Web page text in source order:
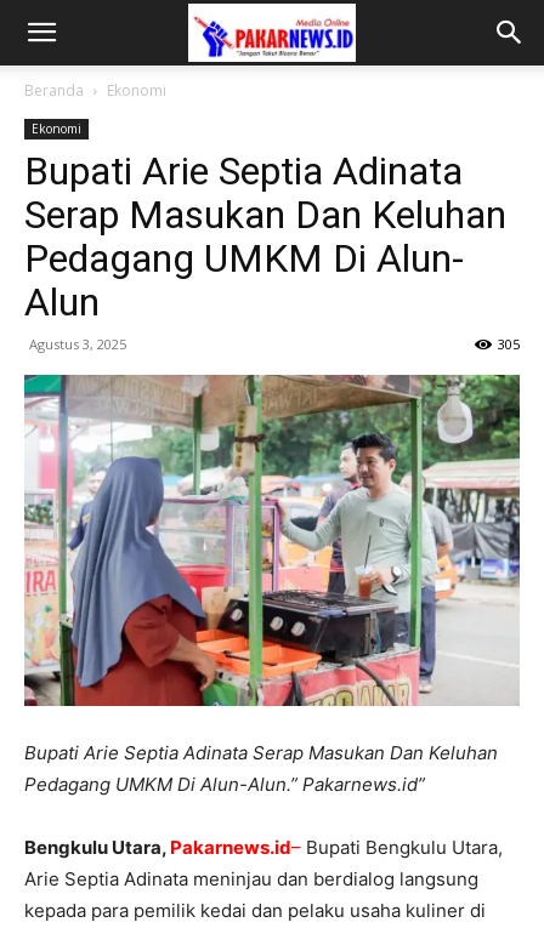
Beranda Ekonomi
Ekonomi
Bupati Arie Septia Adinata
Serap Masukan Dan Keluhan
Pedagang UMKM Di Alun-
Alun
Agustus 3, 2025 305
Bupati Arie Septia Adinata Serap Masukan Dan Keluhan
Pedagang UMKM Di Alun-Alun.” Pakarnews.id”
Bengkulu Utara, Pakarnews.id– Bupati Bengkulu Utara,
Arie Septia Adinata meninjau dan berdialog langsung
kepada para pemilik kedai dan pelaku usaha kuliner di